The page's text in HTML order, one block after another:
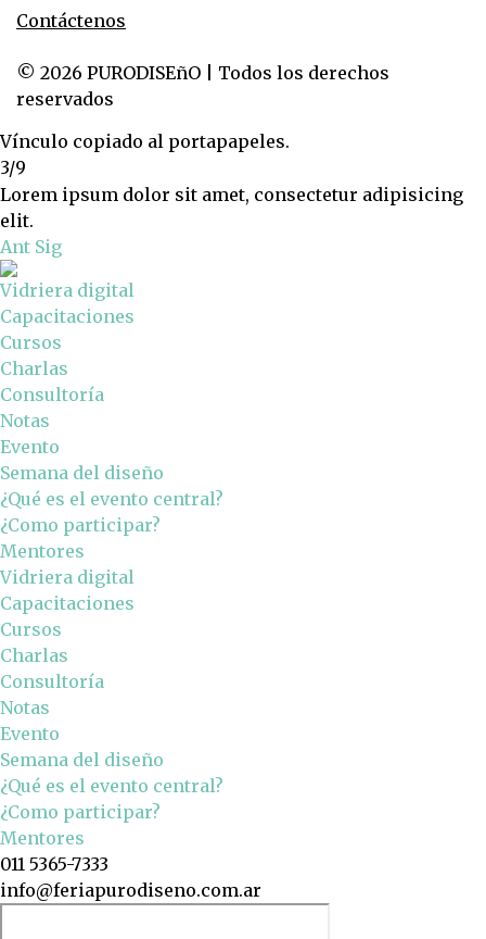
Contáctenos
© 2026 PURODISEñO | Todos los derechos
reservados
Vínculo copiado al portapapeles.
3/9
Lorem ipsum dolor sit amet, consectetur adipisicing
elit.
Ant Sig
Vidriera digital
Capacitaciones
Cursos
Charlas
Consultoría
Notas
Evento
Semana del diseño
¿Qué es el evento central?
¿Como participar?
Mentores
Vidriera digital
Capacitaciones
Cursos
Charlas
Consultoría
Notas
Evento
Semana del diseño
¿Qué es el evento central?
¿Como participar?
Mentores
011 5365-7333
info@feriapurodiseno.com.ar